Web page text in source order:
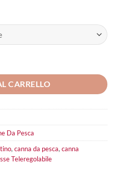
CARRELLO
Da Pesca
, canna da pesca, canna
Teleregolabile